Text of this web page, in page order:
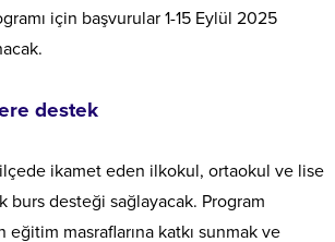
için başvurular 1-15 Eylül 2025
destek
ikamet eden ilkokul, ortaokul ve lise
desteği sağlayacak. Program
eğitim masraflarına katkı sunmak ve